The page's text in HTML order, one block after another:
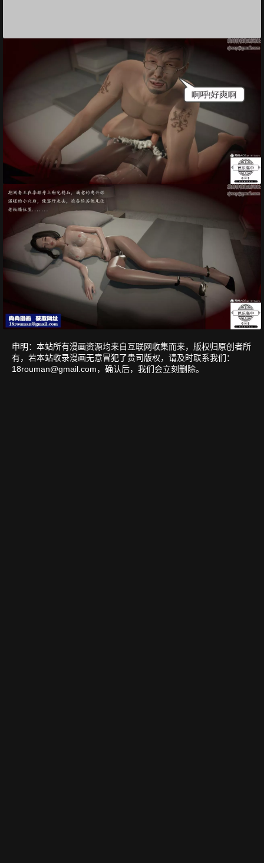
申明：本站所有漫画资源均来自互联网收集而来，版权归原创者所
有，若本站收录漫画无意冒犯了贵司版权，请及时联系我们：
18rouman@gmail.com，确认后，我们会立刻删除。